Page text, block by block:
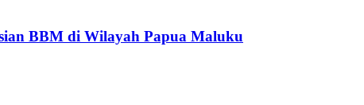
BBM di Wilayah Papua Maluku